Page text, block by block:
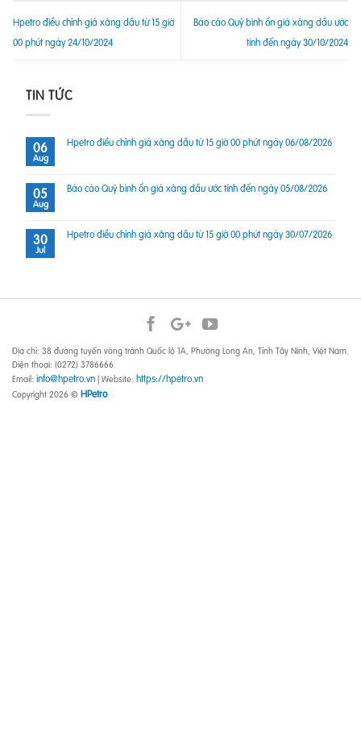
TIN TỨC
06
Aug
Hpetro điều chỉnh giá xăng dầu từ 15 giờ 00 phút ngày 06/08/2026
05
Aug
Báo cáo Quỹ bình ổn giá xăng dầu ước tính đến ngày 05/08/2026
30
Jul
Hpetro điều chỉnh giá xăng dầu từ 15 giờ 00 phút ngày 30/07/2026
Hpetro điều chỉnh giá xăng dầu từ 15 giờ
00 phút ngày 24/10/2024
Báo cáo Quỹ bình ổn giá xăng dầu ước
tính đến ngày 30/10/2024
Địa chỉ: 38 đường tuyến vòng tránh Quốc lộ 1A, Phường Long An, Tỉnh Tây Ninh, Việt Nam.
Điện thoại: (0272) 3786666
Email: info@hpetro.vn | Website: https://hpetro.vn
Copyright 2026 © HPetro